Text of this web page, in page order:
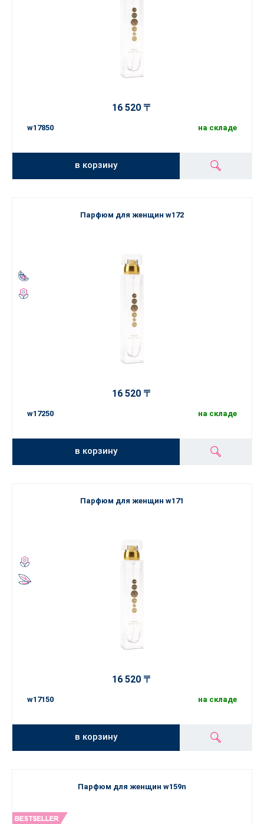
16 520 〒
w17850 на складе
в корзину
Парфюм для женщин w172
16 520 〒
w17250 на складе
в корзину
Парфюм для женщин w171
16 520 〒
w17150 на складе
в корзину
Парфюм для женщин w159n